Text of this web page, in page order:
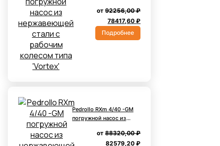
рабочим колесом типа
'Vortex'
от92256,00₽
Первоначальная
цена
составляла
78417,60₽Текущая
78417,60 ₽.
Подробнее
Pedrollo RXm 4/40 -GM
погружной насос из
рабочим колесом типа
'Vortex' и с
от88320,00₽
Первоначальная
82579,20₽Текущая